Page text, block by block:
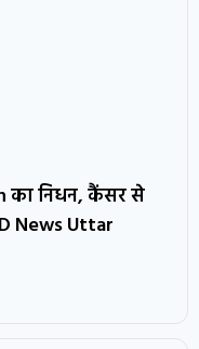
का निधन, कैंसर से
News Uttar